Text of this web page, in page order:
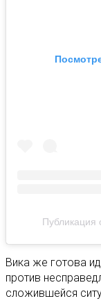
Публикация
Вика же готова
против
сложившейся